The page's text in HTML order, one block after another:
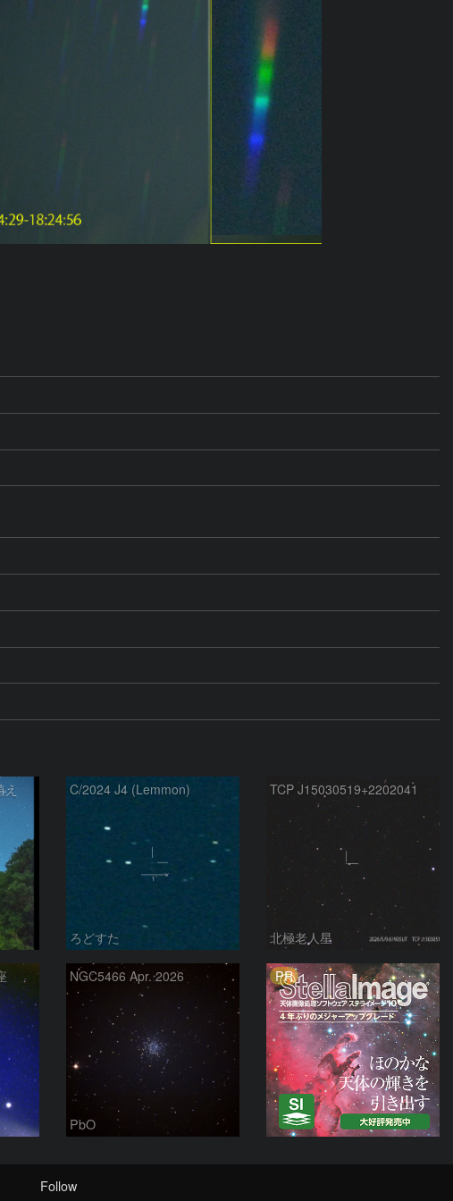
C/2024 J4 (Lemmon)
ろどすた
TCP J15030519+2202041
北極老人星
NGC5466 Apr. 2026
PbO
PR
Follow